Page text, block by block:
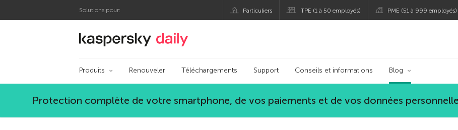
Solutions pour: Particuliers TPE (1 à 50 employés) PME (51 à 999 employés)
Blog officiel de Kaspersky
Produits Renouveler Téléchargements Support Conseils et informations Blog
Protection complète de votre smartphone, de vos paiements et de vos données